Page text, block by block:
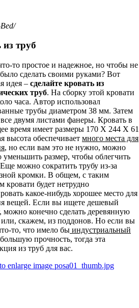
труб
то простое и надежное, но чтобы не
сделать своими руками? Вот
идея – сделайте кровать из
труб. На сборку этой кровати
часа. Автор использовал
трубы диаметром 38 мм. Затем
двумя листами фанеры. Кровать в
время имеет размеры 170 X 244 X 61
высота обеспечивает много места для
, но если вам это не нужно, можно
уменьшить размер, чтобы облегчить
можно сократить трубу из-за
кромки. В общем, с таким
кровати будет нетрудно
какое-нибудь хорошее место для
вещей. Если вы ищете дешевый
можно конечно сделать деревянную
или, скажем, из поддонов. Но если вы
то, что имело бы индустриальный
прочность, тогда эта
из труб для вас.